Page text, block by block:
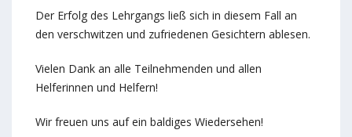
Der Erfolg des Lehrgangs ließ sich in diesem Fall an
den verschwitzen und zufriedenen Gesichtern ablesen.
Vielen Dank an alle Teilnehmenden und allen
Helferinnen und Helfern!
Wir freuen uns auf ein baldiges Wiedersehen!